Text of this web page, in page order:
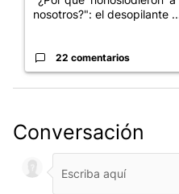
nosotros?": el desopilante
22 comentarios
Conversación